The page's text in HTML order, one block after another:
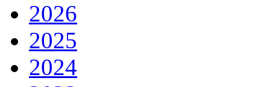
2026
2025
2024